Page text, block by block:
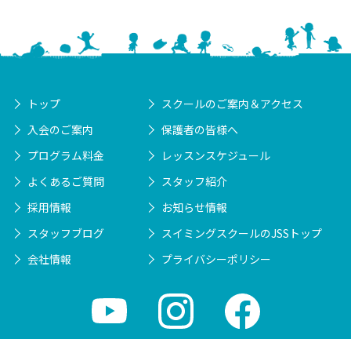
トップ
スクールのご案内＆アクセス
入会のご案内
保護者の皆様へ
プログラム料金
レッスンスケジュール
よくあるご質問
スタッフ紹介
採用情報
お知らせ情報
スタッフブログ
スイミングスクールのJSSトップ
会社情報
プライバシーポリシー